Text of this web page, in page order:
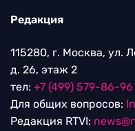
Редакция
115280, г. Москва, ул.
д. 26, этаж 2
тел: +7 (499) 579-86-96
Для общих вопросов:
Редакция RTVI: